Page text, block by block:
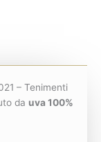
– Tenimenti
da uva 100%